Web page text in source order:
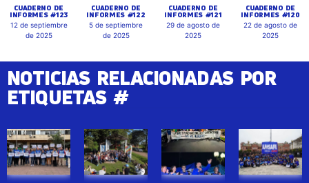
CUADERNO DE
INFORMES #123
12 de septiembre
de 2025
CUADERNO DE
INFORMES #122
5 de septiembre
de 2025
CUADERNO DE
INFORMES #121
29 de agosto de
2025
CUADERNO DE
INFORMES #120
22 de agosto de
2025
NOTICIAS RELACIONADAS POR
ETIQUETAS #